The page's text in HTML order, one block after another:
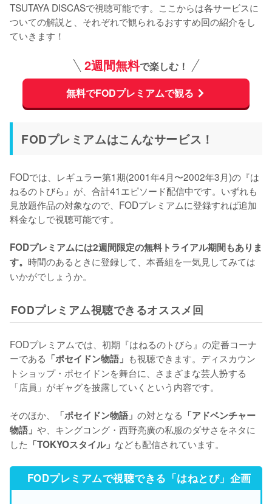
TSUTAYA DISCASで視聴可能です。ここからは各サービスに
ついての解説と、それぞれで観られるおすすめ回の紹介をし
ていきます！
2週間無料で楽しむ！
無料でFODプレミアムで観る
FODプレミアムはこんなサービス！
FODでは、レギュラー第1期(2001年4月〜2002年3月)の『は
ねるのトびら』が、合計41エピソード配信中です。いずれも
見放題作品の対象なので、FODプレミアムに登録すれば追加
料金なしで視聴可能です。
FODプレミアムには2週間限定の無料トライアル期間もありま
す。 時間のあるときに登録して、本番組を一気見してみては
いかがでしょうか。
FODプレミアム視聴できるオススメ回
FODプレミアムでは、初期『はねるのトびら』の定番コーナ
ーである 「ポセイドン物語」 も視聴できます。ディスカウン
トショップ・ポセイドンを舞台に、さまざまな芸人扮する
「店員」がギャグを披露していくという内容です。
そのほか、 「ポセイドン物語」 の対となる 「アドベンチャー
物語」 や、キングコング・西野亮廣の私服のダサさをネタに
した 「TOKYOスタイル」 なども配信されています。
FODプレミアムで視聴できる「はねとび」企画